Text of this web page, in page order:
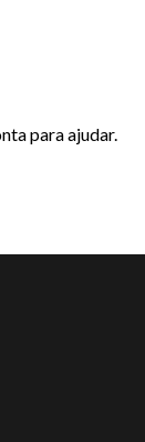
para ajudar.